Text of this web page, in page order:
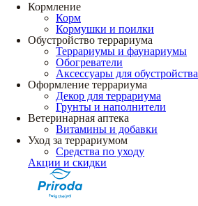
Кормление
Корм
Кормушки и поилки
Обустройство террариума
Террариумы и фаунариумы
Обогреватели
Аксессуары для обустройства
Оформление террариума
Декор для террариума
Грунты и наполнители
Ветеринарная аптека
Витамины и добавки
Уход за террариумом
Средства по уходу
Акции и скидки